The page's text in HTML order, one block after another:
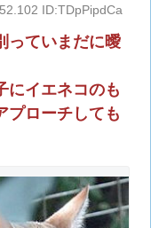
ID:TDpPipdCa
っていまだに曖
にイエネコのも
プローチしても